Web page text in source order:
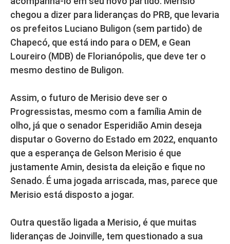
chegou a dizer para lideranças do PRB, que levaria
os prefeitos Luciano Buligon (sem partido) de
Chapecó, que está indo para o DEM, e Gean
Loureiro (MDB) de Florianópolis, que deve ter o
mesmo destino de Buligon.
Assim, o futuro de Merisio deve ser o
Progressistas, mesmo com a família Amin de
olho, já que o senador Esperidião Amin deseja
disputar o Governo do Estado em 2022, enquanto
que a esperança de Gelson Merisio é que
justamente Amin, desista da eleição e fique no
Senado. É uma jogada arriscada, mas, parece que
Merisio está disposto a jogar.
Outra questão ligada a Merisio, é que muitas
lideranças de Joinville, tem questionado a sua